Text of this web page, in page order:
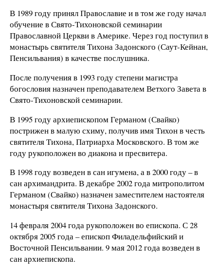
В 1989 году принял Православие и в том же году начал
обучение в Свято-Тихоновской семинарии
Православной Церкви в Америке. Через год поступил в
монастырь святителя Тихона Задонского (Саут-Кейнан,
Пенсильвания) в качестве послушника.
После получения в 1993 году степени магистра
богословия назначен преподавателем Ветхого Завета в
Свято-Тихоновской семинарии.
В 1995 году архиепископом Германом (Свайко)
пострижен в малую схиму, получив имя Тихон в честь
святителя Тихона, Патриарха Московского. В том же
году рукоположен во диакона и пресвитера.
В 1998 году возведен в сан игумена, а в 2000 году – в
сан архимандрита. В декабре 2002 года митрополитом
Германом (Свайко) назначен заместителем настоятеля
монастыря святителя Тихона Задонского.
14 февраля 2004 года рукоположен во епископа. С 28
октября 2005 года – епископ Филадельфийский и
Восточной Пенсильвании. 9 мая 2012 года возведен в
сан архиепископа.